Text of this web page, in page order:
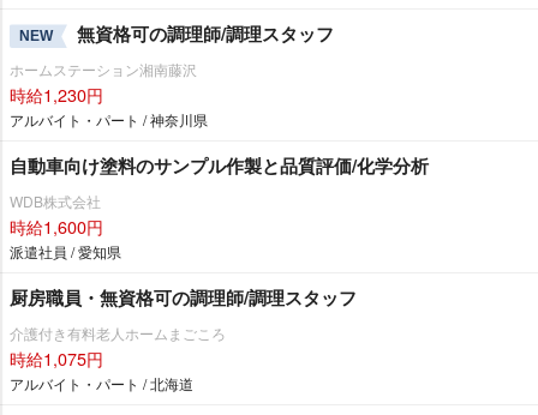
NEW 無資格可の調理師/調理スタッフ
ホームステーション湘南藤沢
時給1,230円
アルバイト・パート / 神奈川県
自動車向け塗料のサンプル作製と品質評価/化学分析
WDB株式会社
時給1,600円
派遣社員 / 愛知県
厨房職員・無資格可の調理師/調理スタッフ
介護付き有料老人ホームまごころ
時給1,075円
アルバイト・パート / 北海道